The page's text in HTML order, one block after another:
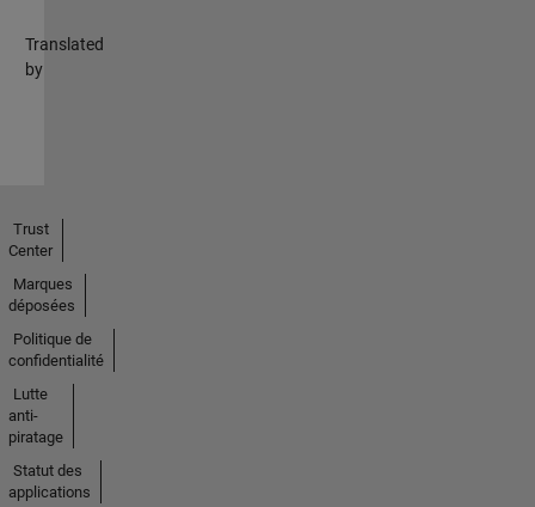
Translated
by
Trust
Center
Marques
déposées
Politique de
confidentialité
Lutte
anti-
piratage
Statut des
applications